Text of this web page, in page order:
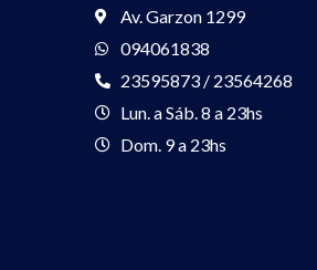
Av. Garzon 1299
094061838
23595873 / 23564268
Lun. a Sáb. 8 a 23hs
Dom. 9 a 23hs